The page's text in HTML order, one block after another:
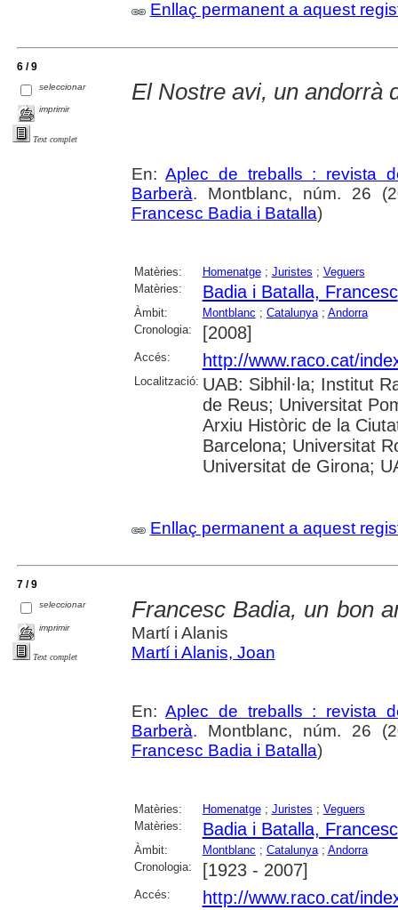
Enllaç permanent a aquest
6 / 9
seleccionar
imprimir
Text complet
El Nostre avi, un andorrà
En:Aplec de treballs : revista
Barberà. Montblanc, núm. 26
Francesc Badia i Batalla)
Matèries: Homenatge; Juristes ; Veguers
Matèries:
Badia i Batalla, Francesc
Àmbit: Montblanc ; Catalunya; Andorra
Cronologia:
[2008]
Accés: http://www.raco.cat/
Localització: UAB: Sibhil·la; Institut
de Reus; Universitat
Arxiu Històric de la
Barcelona; Universitat
Universitat de Girona;
Enllaç permanent a aquest
7 / 9
seleccionar
imprimir
Text complet
Francesc Badia, un bon
Martí i Alanis
Martí i Alanis, Joan
En:Aplec de treballs : revista
Barberà. Montblanc, núm. 26
Francesc Badia i Batalla)
Matèries: Homenatge; Juristes ; Veguers
Matèries:
Badia i Batalla, Francesc
Àmbit: Montblanc ; Catalunya; Andorra
Cronologia:
[1923 - 2007]
Accés: http://www.raco.cat/